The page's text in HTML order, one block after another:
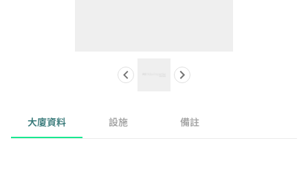
大廈資料 設施 備註